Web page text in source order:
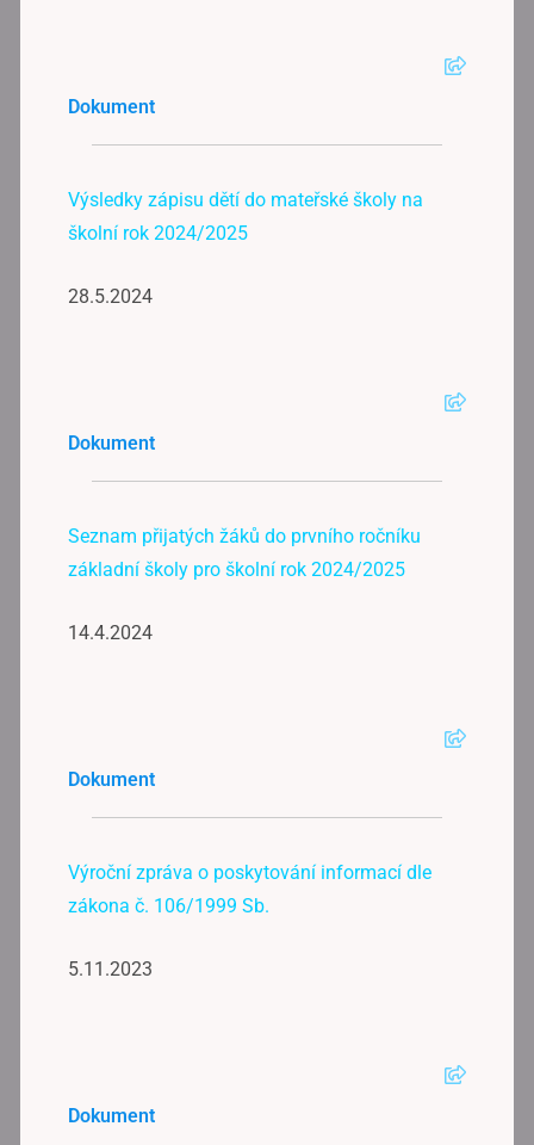
Dokument
Výsledky zápisu dětí do mateřské školy na
školní rok 2024/2025
28.5.2024
Dokument
Seznam přijatých žáků do prvního ročníku
základní školy pro školní rok 2024/2025
14.4.2024
Dokument
Výroční zpráva o poskytování informací dle
zákona č. 106/1999 Sb.
5.11.2023
Dokument